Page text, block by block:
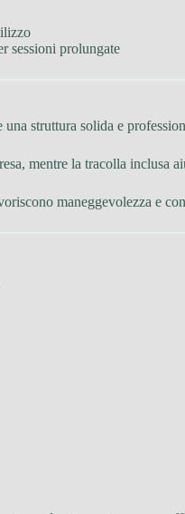
sessioni prolungate
struttura solida e
mentre la tracolla inclusa
maneggevolezza e